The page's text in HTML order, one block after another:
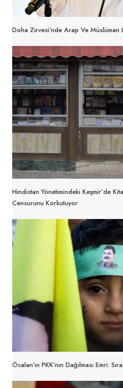
Doha Zirvesi’nde Arap Ve Müslüman
Hindistan Yönetimindeki Keşmir’de
Censurunu Korkutuyor
Öcalan’ın PKK’nın Dağılması Emri: